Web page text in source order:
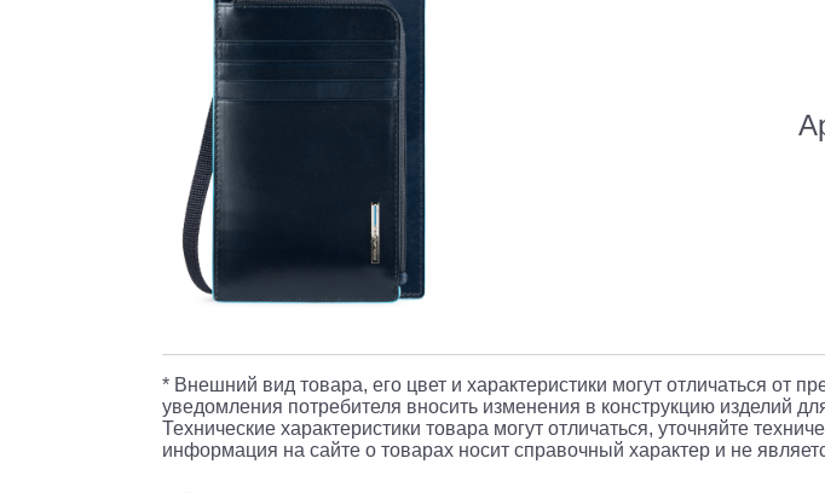
* Внешний вид товара, его цвет и характеристики могут отличаться от
уведомления потребителя вносить изменения в конструкцию изделий
Технические характеристики товара могут отличаться, уточняйте
информация на сайте о товарах носит справочный характер и не